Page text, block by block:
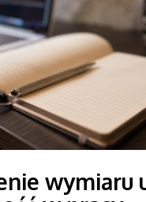
wymiaru